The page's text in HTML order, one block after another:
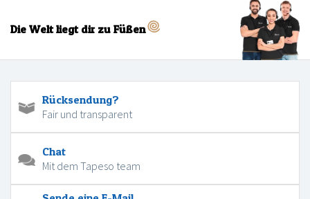
Die Welt liegt dir zu Füßen
Rücksendung?
Fair und transparent
Chat
Mit dem Tapeso team